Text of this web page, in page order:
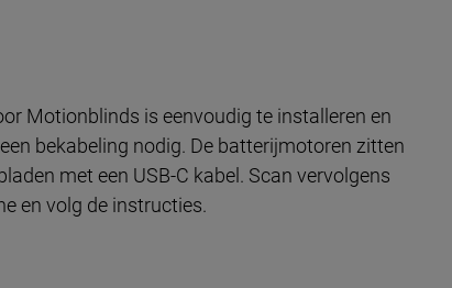
Motionblinds is eenvoudig te installeren en
bekabeling nodig. De batterijmotoren zitten
met een USB-C kabel. Scan vervolgens
en volg de instructies.